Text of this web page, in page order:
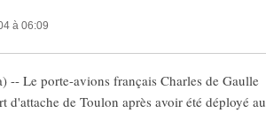
à 06:09
-- Le porte-avions français Charles de Gaulle
d'attache de Toulon après avoir été déployé au